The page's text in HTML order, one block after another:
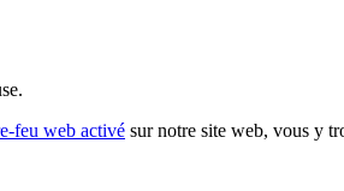
feu web activé sur notre site web, vous y